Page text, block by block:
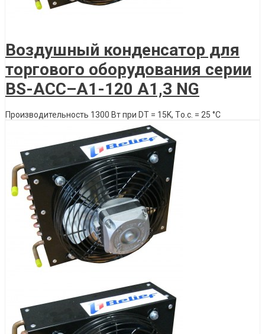
Воздушный конденсатор для
торгового оборудования серии
BS-ACС–A1-120 A1,3 NG
Производительность 1300 Вт при DT = 15K, Tо.с. = 25 °C